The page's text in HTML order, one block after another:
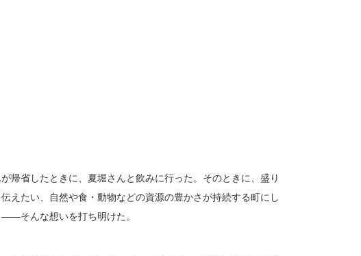
帰省したときに、夏堀さんと飲みに行った。そのときに、盛り
えたい、自然や食・動物などの資源の豊かさが持続する町にし
そんな想いを打ち明けた。